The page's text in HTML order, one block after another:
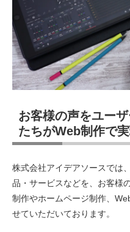
お客様の声をユー
たちがWeb制作で
株式会社アイデアソースでは
品・サービスなどを、お客様
制作やホームページ制作、
せていただいております。